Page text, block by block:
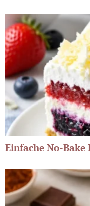
Einfache No-Bake